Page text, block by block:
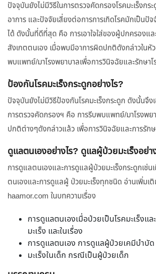
ปัจจุบันยังไม่มีวิธีในการตรวจคัดกรองโรคมะเร็งก
อาการ และปัจจัยเสี่ยงต่อการการเกิดโรคมักเป็นปั
ได้ ดังนั้นที่ดีที่สุด คือ การเอาใจใส่ของผู้ปกครองแ
สังเกตตนเอง เมื่อพบมีอาการผิดปกติดังกล่าวในหัว
พบแพทย์/มาโรงพยาบาลเพื่อการวินิจฉัยและรักษา
ป้องกันโรคมะเร็งกระดูกอย่างไร?
ปัจจุบันยังไม่มีวิธีป้องกันโรคมะเร็งกระดูก ดังนั้นจึง
การตรวจคัดกรองฯ คือ การรีบพบแพทย์/มาโรงพย
ปกติต่างๆดังกล่าวแล้ว เพื่อการวินิจฉัยและการรัก
ดูแลตนเองอย่างไร? ดูแลผู้ป่วยมะเร็งอย่า
การดูแลตนเองและการดูแลผู้ป่วยมะเร็งกระดูกเช่น
ตนเองและการดูแลผู้ ป่วยมะเร็งทุกชนิด อ่านเพิ่มเติ
haamor.com ในบทความเรื่อง
การดูแลตนเองเมื่อป่วยเป็นโรคมะเร็งแ
มะเร็ง และในเรื่อง
การดูแลตนเอง การดูแลผู้ป่วยเคมีบำบัด
มะเร็งในเด็ก กรณีเป็นผู้ป่วยเด็ก